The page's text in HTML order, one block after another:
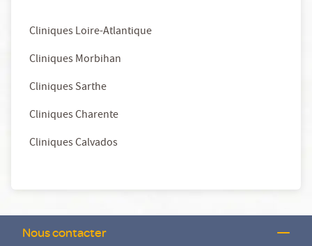
Cliniques Loire-Atlantique
Cliniques Morbihan
Cliniques Sarthe
Cliniques Charente
Cliniques Calvados
Nous contacter